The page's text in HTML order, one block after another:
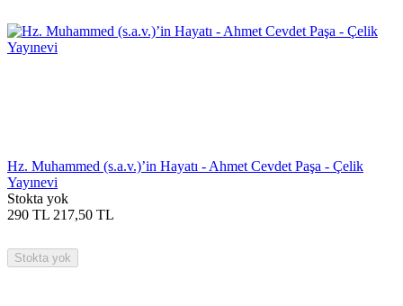
Hz. Muhammed (s.a.v.)’in Hayatı - Ahmet Cevdet Paşa - Çelik
Yayınevi
Stokta yok
290 TL 217,50 TL
Stokta yok